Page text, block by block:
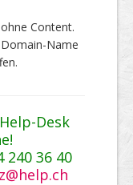
Content.
Domain-Name
Desk
240 36 40